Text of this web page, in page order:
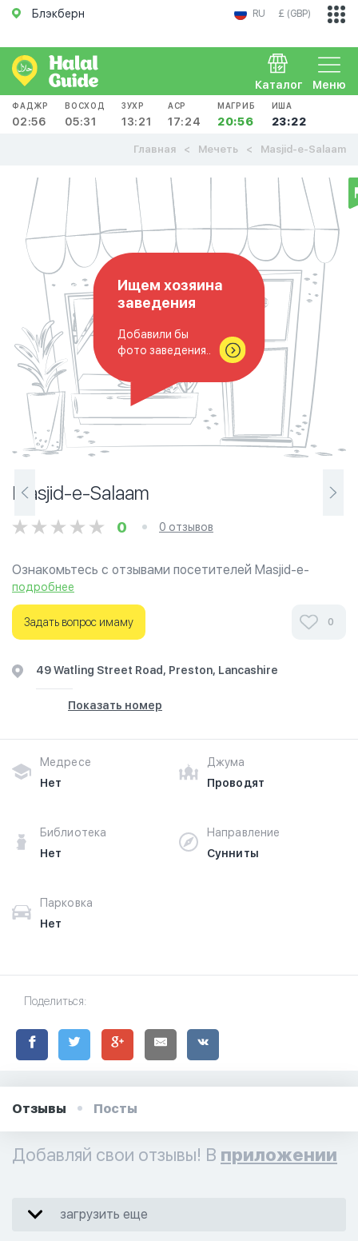
Блэкберн RU £ (GBP)
Меню
Каталог
ФАДЖР
02:56
ВОСХОД
05:31
ЗУХР
13:21
АСР
17:24
МАГРИБ
20:56
ИША
23:22
Главная Мечеть Masjid-e-Salaam
Ищем хозяина
заведения
Добавили бы
фото заведения..
Masjid-e-Salaam
0 0 отзывов
Ознакомьтесь с отзывами посетителей Masjid-e-
Salaam в г.Блэкберн на фотографиях и узнайте о часах
работы. Ваше духовное путешествие начинается
здесь.
подробнее
Задать вопрос имаму 0
49 Watling Street Road, Preston, Lancashire
Показать номер
Медресе
Нет
Джума
Проводят
Библиотека
Нет
Направление
Сунниты
Парковка
Нет
Поделиться:
Отзывы Посты
Добавляй свои отзывы! В приложении
загрузить еще